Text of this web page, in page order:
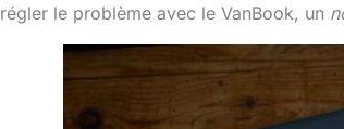
régler le problème avec le VanBook, un